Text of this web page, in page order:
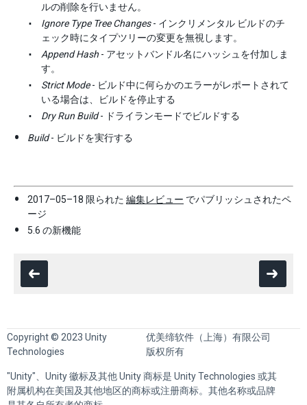
ルの削除を行いません。
Ignore Type Tree Changes- インクリメンタル ビルドのチ
ェック時にタイプツリーの変更を無視します。
Append Hash - アセットバンドル名にハッシュを付加しま
す。
Strict Mode- ビルド中に何らかのエラーがレポートされて
いる場合は、ビルドを停止する
Dry Run Build- ドライランモードでビルドする
Build- ビルドを実行する
2017–05–18 限られた 編集レビュー でパブリッシュされたペ
ージ
5.6 の新機能
Copyright © 2023 Unity
Technologies
优美缔软件（上海）有限公司
版权所有
"Unity"、Unity 徽标及其他 Unity 商标是 Unity Technologies 或其
附属机构在美国及其他地区的商标或注册商标。其他名称或品牌